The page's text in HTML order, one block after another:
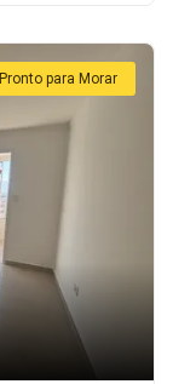
Pronto para Morar